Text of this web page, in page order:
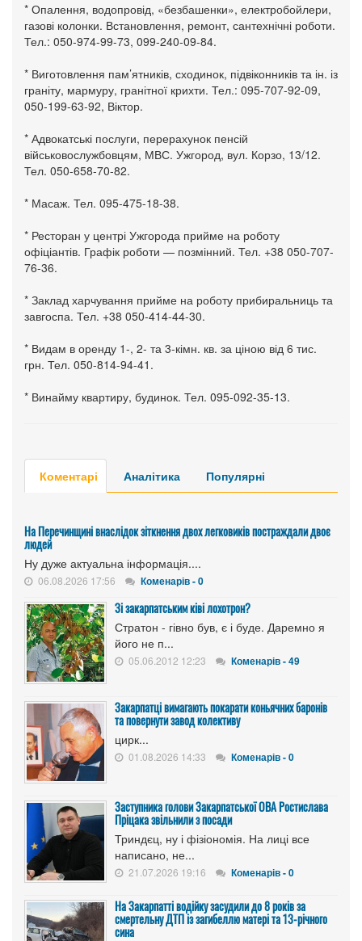
* Опалення, водопровід, «безбашенки», електробойлери,
газові колонки. Встановлення, ремонт, сантехнічні роботи.
Тел.: 050-974-99-73, 099-240-09-84.
* Виготовлення пам’ятників, сходинок, підвіконників та ін. із
граніту, мармуру, гранітної крихти. Тел.: 095-707-92-09,
050-199-63-92, Віктор.
* Адвокатські послуги, перерахунок пенсій
військовослужбовцям, МВС. Ужгород, вул. Корзо, 13/12.
Тел. 050-658-70-82.
* Масаж. Тел. 095-475-18-38.
* Ресторан у центрі Ужгорода прийме на роботу
офіціантів. Графік роботи — позмінний. Тел. +38 050-707-
76-36.
* Заклад харчування прийме на роботу прибиральниць та
завгоспа. Тел. +38 050-414-44-30.
* Видам в оренду 1-, 2- та 3-кімн. кв. за ціною від 6 тис.
грн. Тел. 050-814-94-41.
* Винайму квартиру, будинок. Тел. 095-092-35-13.
Коментарі Аналітика Популярні
На Перечинщині внаслідок зіткнення двох легковиків постраждали двоє
людей
Ну дуже актуальна інформація....
06.08.2026 17:56 Коменарів - 0
Зі закарпатським ківі лохотрон?
Стратон - гівно був, є і буде. Даремно я
його не п...
05.06.2012 12:23 Коменарів - 49
Закарпатці вимагають покарати коньячних баронів
та повернути завод колективу
цирк...
01.08.2026 14:33 Коменарів - 0
Заступника голови Закарпатської ОВА Ростислава
Пріцака звільнили з посади
Триндєц, ну і фізіономія. На лиці все
написано, не...
21.07.2026 19:16 Коменарів - 0
На Закарпатті водійку засудили до 8 років за
смертельну ДТП із загибеллю матері та 13-річного
сина